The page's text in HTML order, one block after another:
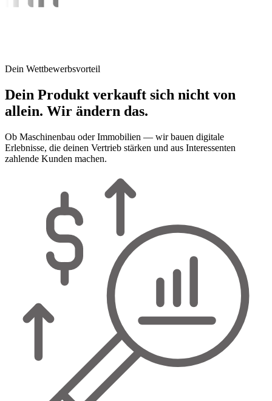
Dein Wettbewerbsvorteil
Dein Produkt verkauft sich nicht von
allein. Wir ändern das.
Ob Maschinenbau oder Immobilien — wir bauen digitale
Erlebnisse, die deinen Vertrieb stärken und aus Interessenten
zahlende Kunden machen.